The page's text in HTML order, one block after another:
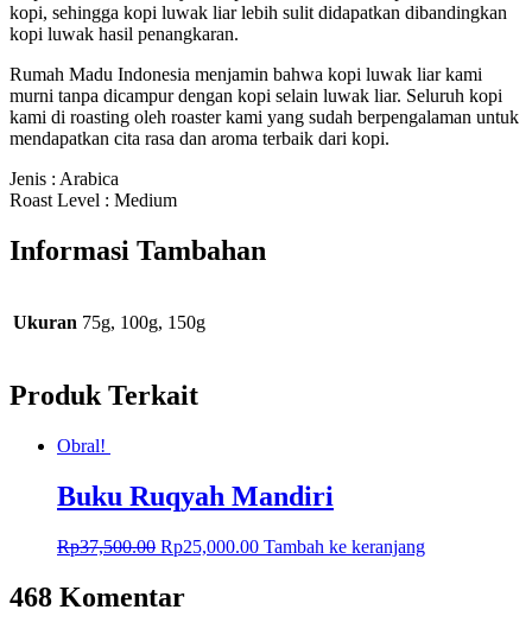
kopi, sehingga kopi luwak liar lebih sulit didapatkan dibandingkan
kopi luwak hasil penangkaran.
Rumah Madu Indonesia menjamin bahwa kopi luwak liar kami
murni tanpa dicampur dengan kopi selain luwak liar. Seluruh kopi
kami di roasting oleh roaster kami yang sudah berpengalaman untuk
mendapatkan cita rasa dan aroma terbaik dari kopi.
Jenis : Arabica
Roast Level : Medium
Informasi Tambahan
Ukuran 75g, 100g, 150g
Produk Terkait
Obral!
Buku Ruqyah Mandiri
Rp37,500.00 Rp25,000.00 Tambah ke keranjang
468 Komentar